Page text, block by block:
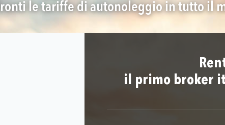
le tariffe di autonoleggio in tutto il
il primo broker